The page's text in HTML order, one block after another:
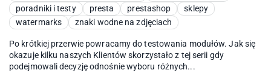
poradniki i testy
presta prestashop
sklepy
watermarks
znaki wodne na zdjęciach
Po krótkiej przerwie powracamy do testowania modułów. Jak się
okazuje kilku naszych Klientów skorzystało z tej serii gdy
podejmowali decyzję odnośnie wyboru różnych...